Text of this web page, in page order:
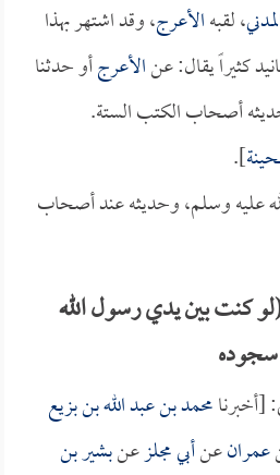
، لقبهالأعرج، وقد اشتهر بهذا
كثيراً يقال: عنالأعرجأو حدثنا
أصحاب الكتب الستة.
].
عليه وسلم، وحديثه عند أصحاب
كنت بين يدي رسول الله
[أخبرنامحمد بن عبد الله بن بزيع
عمرانعنأبي مجلزعنبشير بن